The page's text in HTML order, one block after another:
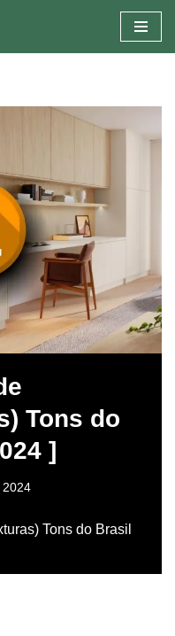
Tons do
]
2024
Tons do Brasil